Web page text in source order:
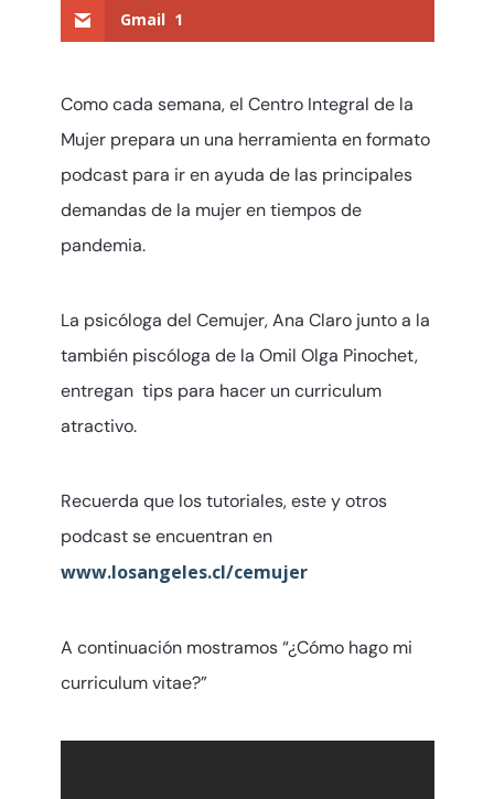
Gmail 1
Como cada semana, el Centro Integral de la
Mujer prepara un una herramienta en formato
podcast para ir en ayuda de las principales
demandas de la mujer en tiempos de
pandemia.
La psicóloga del Cemujer, Ana Claro junto a la
también piscóloga de la Omil Olga Pinochet,
entregan tips para hacer un curriculum
atractivo.
Recuerda que los tutoriales, este y otros
podcast se encuentran en
www.losangeles.cl/cemujer
A continuación mostramos “¿Cómo hago mi
curriculum vitae?”